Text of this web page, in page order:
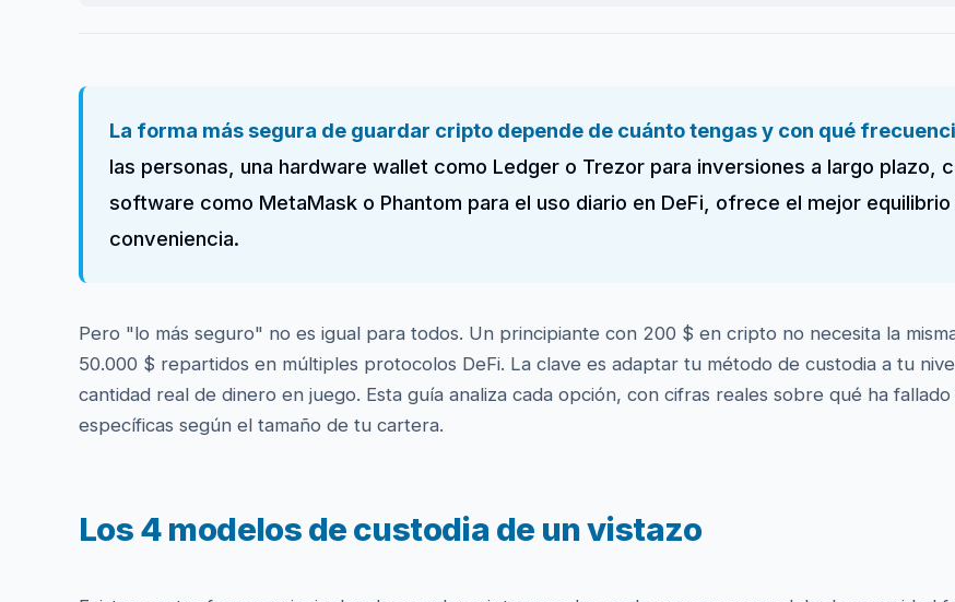
La forma más segura de guardar cripto depende de cuánto tengas y con qué
las personas, una hardware wallet como Ledger o Trezor para inversiones a largo plazo,
software como MetaMask o Phantom para el uso diario en DeFi, ofrece el mejor
conveniencia.
Pero "lo más seguro" no es igual para todos. Un principiante con 200 $ en cripto no necesita la
50.000 $ repartidos en múltiples protocolos DeFi. La clave es adaptar tu método de custodia a tu
cantidad real de dinero en juego. Esta guía analiza cada opción, con cifras reales sobre qué ha
específicas según el tamaño de tu cartera.
Los 4 modelos de custodia de un vistazo